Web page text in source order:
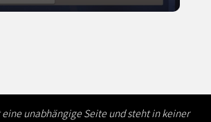
eine unabhängige Seite und steht in keiner